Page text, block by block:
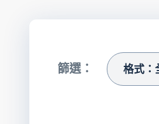
篩選： 格式：